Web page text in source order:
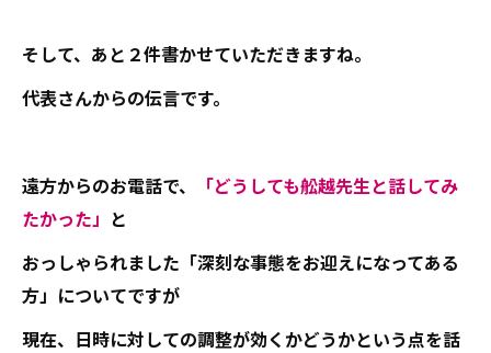
そして、あと２件書かせていただきますね。
代表さんからの伝言です。
遠方からのお電話で、
「どうしても舩越先生と話してみ
たかった」 と
おっしゃられました「深刻な事態をお迎えになってある
方」についてですが
現在、日時に対しての調整が効くかどうかという点を話